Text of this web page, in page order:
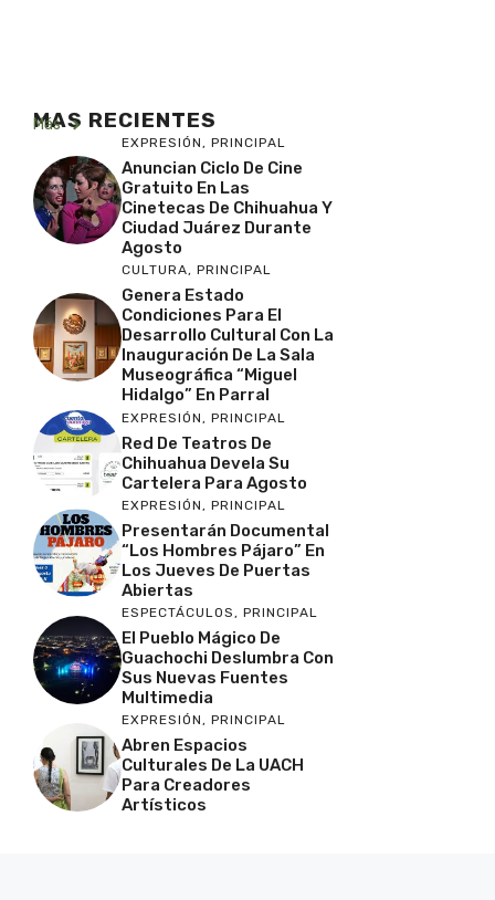
MAS RECIENTES
Más
EXPRESIÓN, PRINCIPAL
Anuncian Ciclo De Cine
Gratuito En Las
Cinetecas De Chihuahua Y
Ciudad Juárez Durante
Agosto
CULTURA, PRINCIPAL
Genera Estado
Condiciones Para El
Desarrollo Cultural Con La
Inauguración De La Sala
Museográfica “Miguel
Hidalgo” En Parral
EXPRESIÓN , PRINCIPAL
Red De Teatros De
Chihuahua Devela Su
Cartelera Para Agosto
EXPRESIÓN, PRINCIPAL
Presentarán Documental
“Los Hombres Pájaro” En
Los Jueves De Puertas
Abiertas
ESPECTÁCULOS, PRINCIPAL
El Pueblo Mágico De
Guachochi Deslumbra Con
Sus Nuevas Fuentes
Multimedia
EXPRESIÓN, PRINCIPAL
Abren Espacios
Culturales De La UACH
Para Creadores
Artísticos